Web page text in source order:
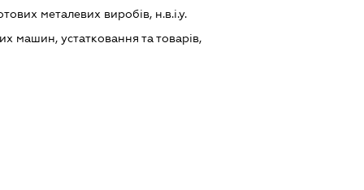
металевих виробів, н.в.і.у.
машин, устатковання та товарів,